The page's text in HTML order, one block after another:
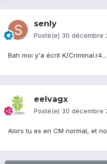
senly
Posté(e) 30 décembre
Bah moi y'a écrit K/Criminal.r4...
eelvagx
Posté(e) 30 décembre
Alors tu es en CM normal, et